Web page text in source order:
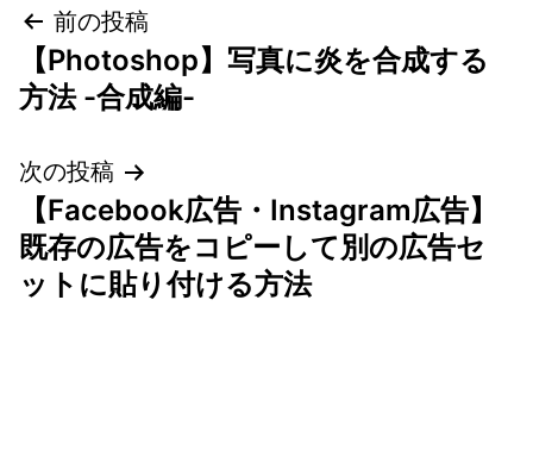
投
稿
ビ
ゲ
ー
前の投稿
【Photoshop】写真に炎を合成する
方法 -合成編-
次の投稿
【Facebook広告・Instagram広告】
既存の広告をコピーして別の広告セ
ットに貼り付ける方法